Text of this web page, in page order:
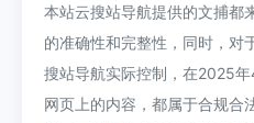
本站云搜站导航提供的文捕都
的准确性和完整性，同时，对
搜站导航实际控制，在2025
网页上的内容，都属于合规合